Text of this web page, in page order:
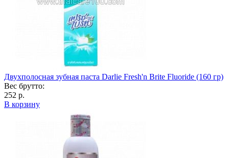
Двухполосная зубная паста Darlie Fresh'n Brite Fluoride (160 гр)
Вес брутто:
252 р.
В корзину